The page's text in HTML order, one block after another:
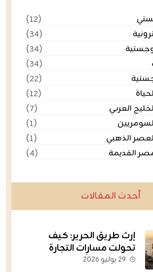
(١٢)
(٣٤)
(٣٤)
(٣٤)
(٢٢)
(١٢)
العربي
(٧)
(١)
الذهبي
(١)
القديمة
(٤)
أحدث المقالات
إرث طريق الحرير: كيف
تحولت مسارات التجارة
القديمة إلى أسطول
٢٩ يوليو ٢٠٢٦